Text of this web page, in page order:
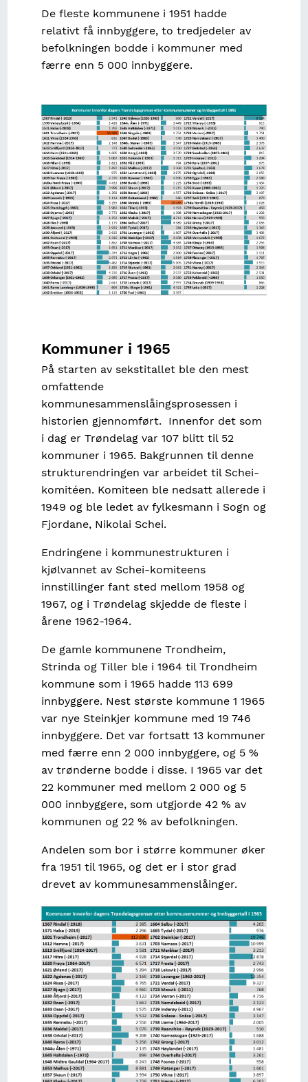
De fleste kommunene i 1951 hadde
relativt få innbyggere, to tredjedeler av
befolkningen bodde i kommuner med
færre enn 5 000 innbyggere.
Image
Kommuner i 1965
På starten av sekstitallet ble den mest
omfattende
kommunesammenslåingsprosessen i
historien gjennomført. Innenfor det som
i dag er Trøndelag var 107 blitt til 52
kommuner i 1965. Bakgrunnen til denne
strukturendringen var arbeidet til Schei-
komitéen. Komiteen ble nedsatt allerede i
1949 og ble ledet av fylkesmann i Sogn og
Fjordane, Nikolai Schei.
Endringene i kommunestrukturen i
kjølvannet av Schei-komiteens
innstillinger fant sted mellom 1958 og
1967, og i Trøndelag skjedde de fleste i
årene 1962-1964.
De gamle kommunene Trondheim,
Strinda og Tiller ble i 1964 til Trondheim
kommune som i 1965 hadde 113 699
innbyggere. Nest største kommune 1 1965
var nye Steinkjer kommune med 19 746
innbyggere. Det var fortsatt 13 kommuner
med færre enn 2 000 innbyggere, og 5 %
av trønderne bodde i disse. I 1965 var det
22 kommuner med mellom 2 000 og 5
000 innbyggere, som utgjorde 42 % av
kommunen og 22 % av befolkningen.
Andelen som bor i større kommuner øker
fra 1951 til 1965, og det er i stor grad
drevet av kommunesammenslåinger.
Image